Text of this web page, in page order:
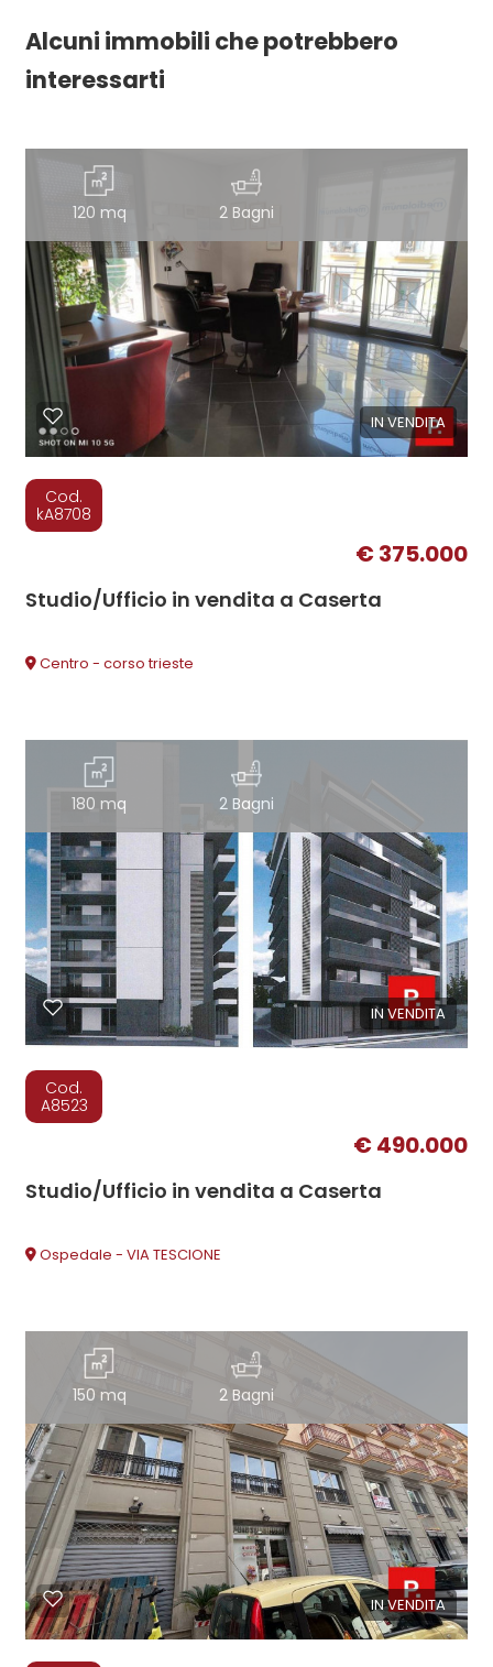
Alcuni immobili che potrebbero
interessarti
120 mq 2 Bagni
IN VENDITA
Cod.
kA8708
€ 375.000
Studio/Ufficio in vendita a Caserta
Centro - corso trieste
180 mq 2 Bagni
IN VENDITA
Cod.
A8523
€ 490.000
Studio/Ufficio in vendita a Caserta
Ospedale - VIA TESCIONE
150 mq 2 Bagni
IN VENDITA